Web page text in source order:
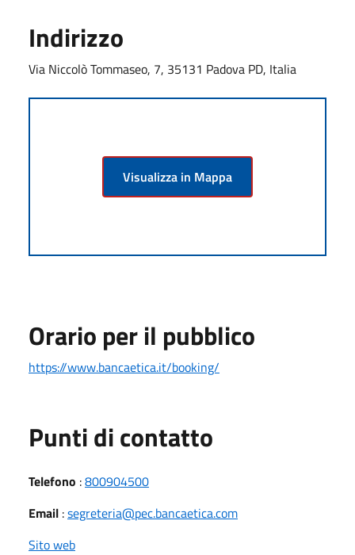
Indirizzo
Via Niccolò Tommaseo, 7, 35131 Padova PD, Italia
Visualizza in Mappa
Orario per il pubblico
https://www.bancaetica.it/booking/
Punti di contatto
Telefono :800904500
Email :segreteria@pec.bancaetica.com
Sito web